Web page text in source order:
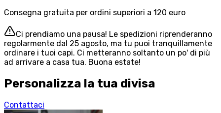
Consegna gratuita per ordini superiori a 120 euro
Ci prendiamo una pausa! Le spedizioni riprenderanno
regolarmente dal 25 agosto, ma tu puoi tranquillamente
ordinare i tuoi capi. Ci metteranno soltanto un po' di più
ad arrivare a casa tua. Buona estate!
Personalizza la tua divisa
Contattaci